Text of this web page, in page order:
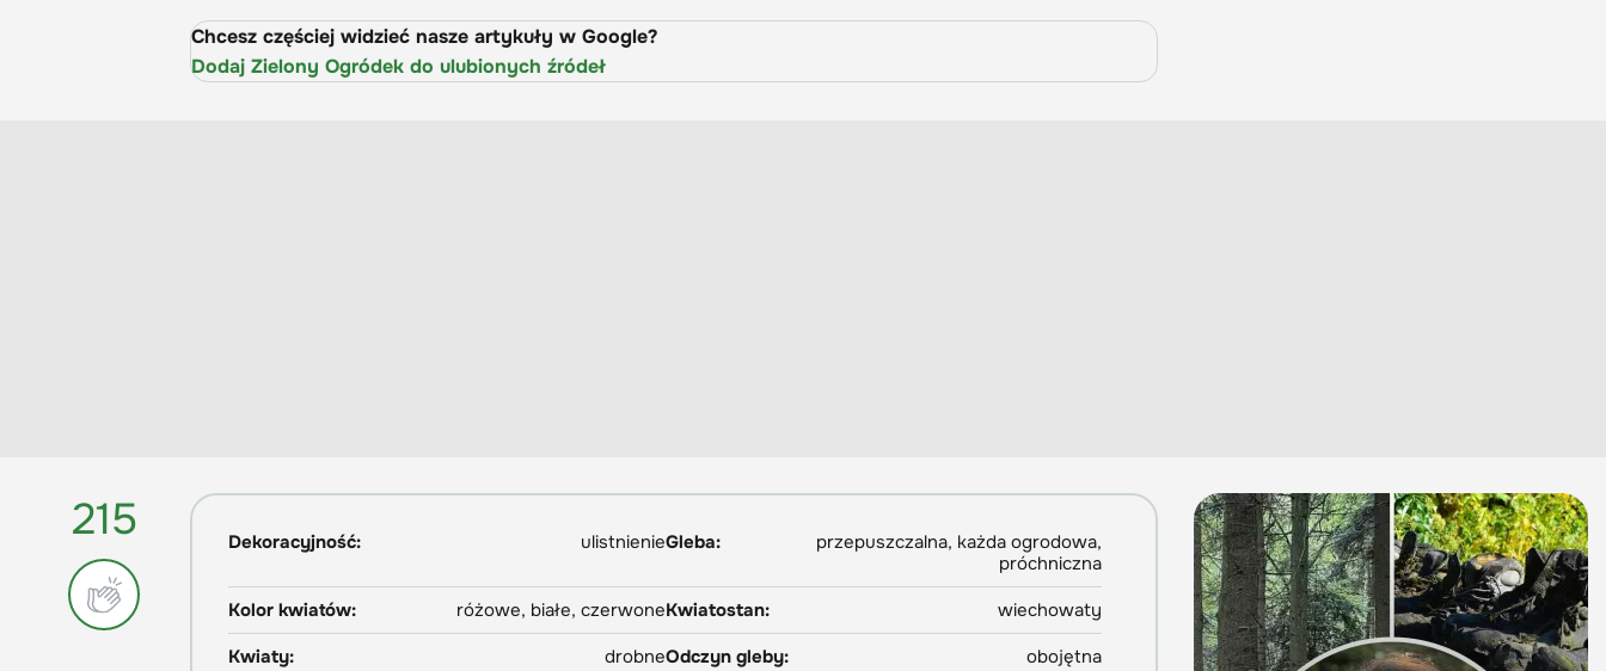
Chcesz częściej widzieć nasze artykuły w Google?
Dodaj Zielony Ogródek do ulubionych źródeł
215 Dekoracyjność: ulistnienieGleba:
przepuszczalna, każda ogrodowa,
próchniczna
Kolor kwiatów:
różowe, białe, czerwoneKwiatostan:
wiechowaty
Kwiaty:
drobneOdczyn gleby:
obojętna